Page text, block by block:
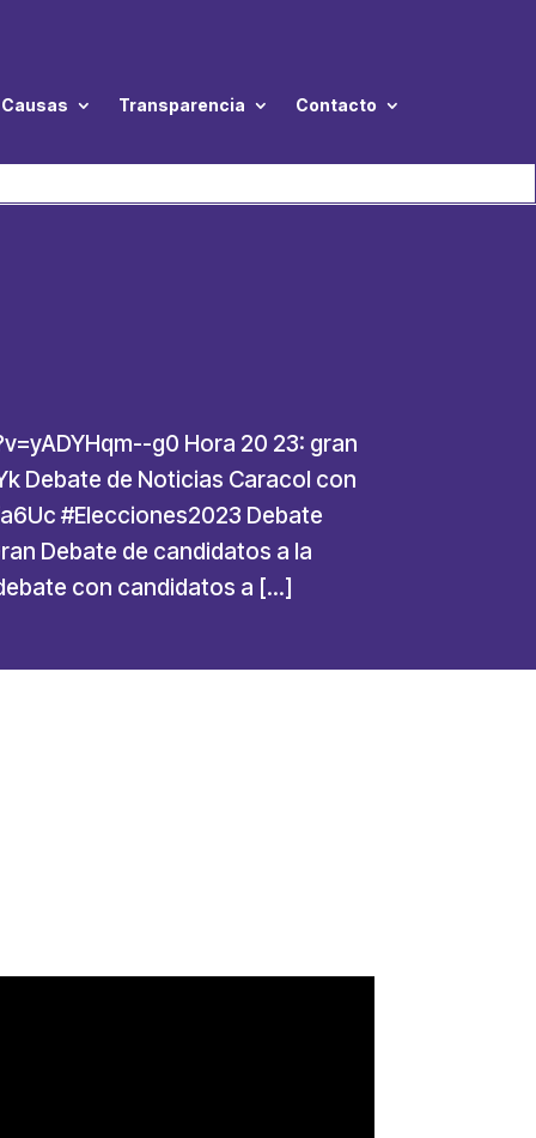
Causas Transparencia Contacto
g0 Hora 20 23: gran
Debate de Noticias Caracol con
#Elecciones2023 Debate
Debate de candidatos a la
con candidatos a […]